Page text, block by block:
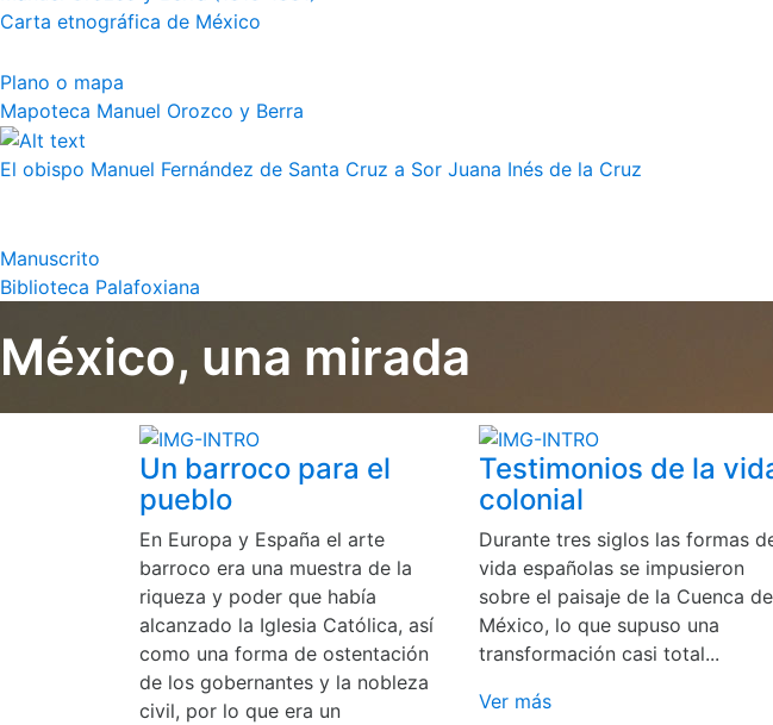
Carta etnográfica de México
Plano o mapa
Mapoteca Manuel Orozco y Berra
El obispo Manuel Fernández de Santa Cruz a Sor Juana Inés de la Cruz
Manuscrito
Biblioteca Palafoxiana
México, una mirada
Un barroco para el
pueblo
En Europa y España el arte
barroco era una muestra de la
riqueza y poder que había
alcanzado la Iglesia Católica, así
como una forma de ostentación
de los gobernantes y la nobleza
civil, por lo que era un
Testimonios de la
colonial
Durante tres siglos las formas
vida españolas se impusieron
sobre el paisaje de la Cuenca de
México, lo que supuso una
transformación casi total...
Ver más